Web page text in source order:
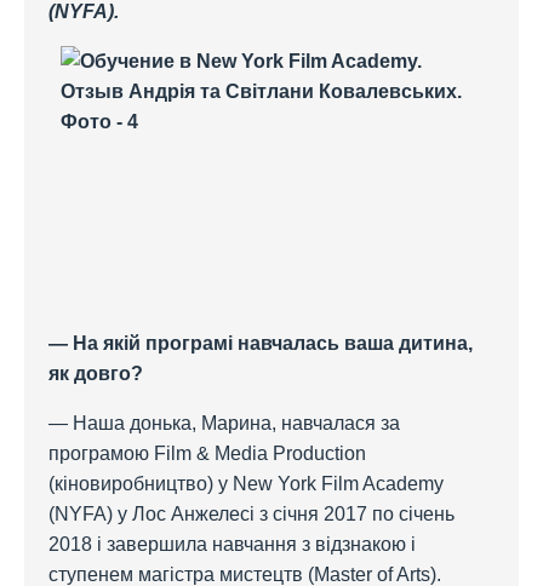
(NYFA).
— На якій програмі навчалась ваша дитина,
як довго?
— Наша донька, Марина, навчалася за
програмою Film & Media Production
(кіновиробництво) у New York Film Academy
(NYFA) у Лос Анжелесі з січня 2017 по січень
2018 і завершила навчання з відзнакою і
ступенем магістра мистецтв (Master of Arts).